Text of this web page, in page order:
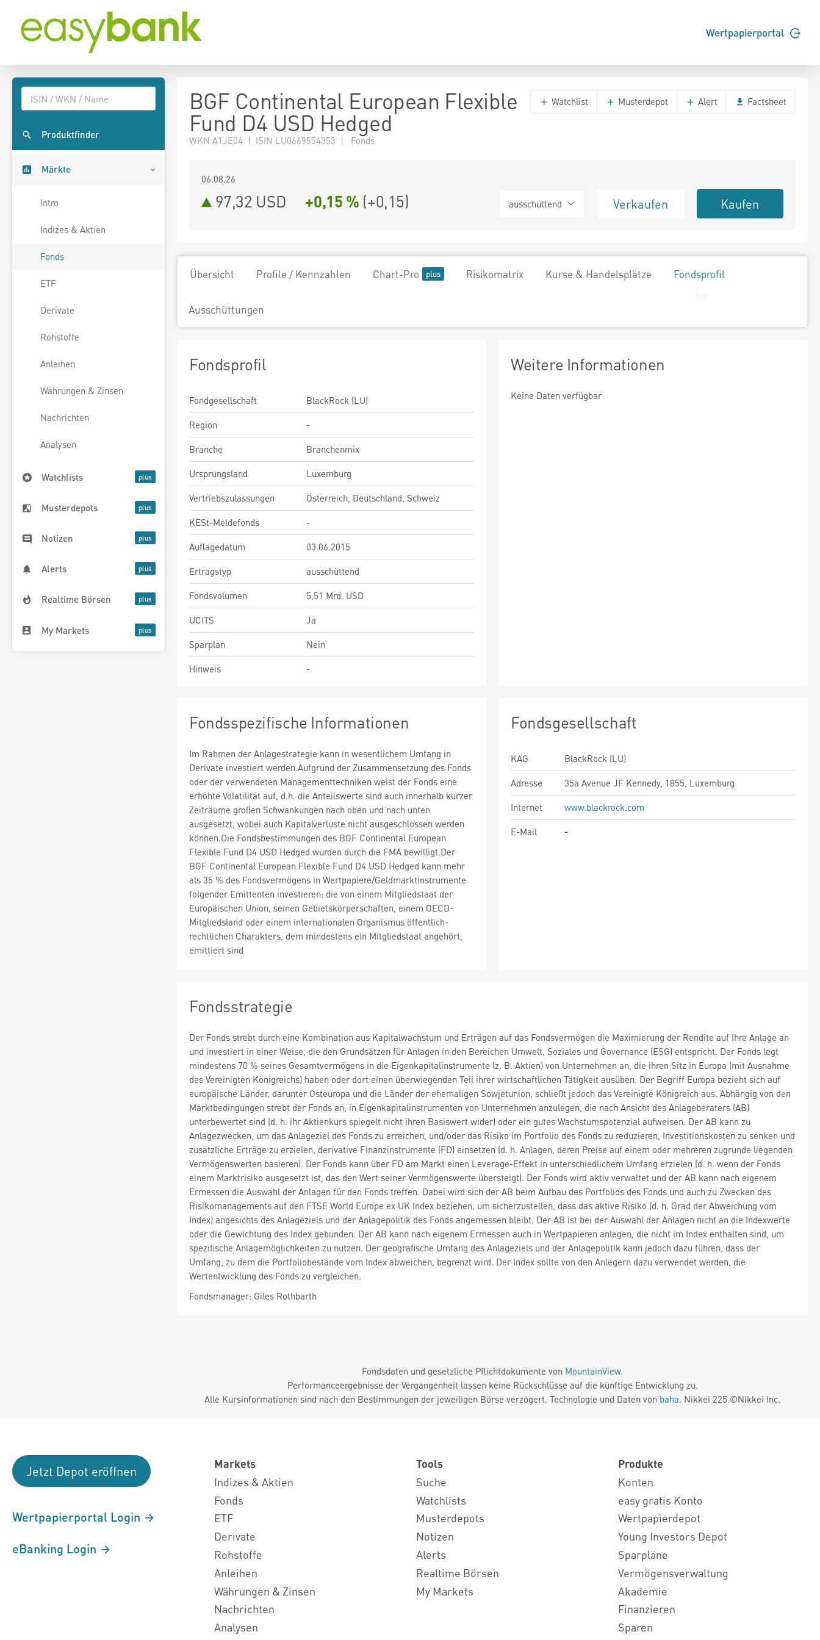
Wertpapierportal
Produktfinder
Märkte
Intro
Indizes & Aktien
Fonds
ETF
Derivate
Rohstoffe
Anleihen
Währungen & Zinsen
Nachrichten
Analysen
Watchlists
Musterdepots
Notizen
Alerts
Realtime Börsen
My Markets
BGF Continental European Flexible
Fund D4 USD Hedged
WKN A1JE04 | ISIN LU0669554353 | Fonds
Watchlist Musterdepot Alert Factsheet
06.08.26
97,32 USD +0,15 % (+0,15) ausschüttend Verkaufen Kaufen
Übersicht Profile / Kennzahlen Chart-Pro Risikomatrix Kurse & Handelsplätze Fondsprofil
Ausschüttungen
Fondsprofil
Fondgesellschaft
BlackRock (LU)
Region
-
Branche
Branchenmix
Ursprungsland
Luxemburg
Vertriebszulassungen
Österreich, Deutschland, Schweiz
KESt-Meldefonds
-
Auflagedatum
03.06.2015
Ertragstyp
ausschüttend
Fondsvolumen
5,51 Mrd. USD
UCITS
Ja
Sparplan
Nein
Hinweis
-
Weitere Informationen
Keine Daten verfügbar
Fondsspezifische Informationen
Im Rahmen der Anlagestrategie kann in wesentlichem Umfang in
Derivate investiert werden.Aufgrund der Zusammensetzung des Fonds
oder der verwendeten Managementtechniken weist der Fonds eine
erhöhte Volatilität auf, d.h. die Anteilswerte sind auch innerhalb kurzer
Zeiträume großen Schwankungen nach oben und nach unten
ausgesetzt, wobei auch Kapitalverluste nicht ausgeschlossen werden
können.Die Fondsbestimmungen des BGF Continental European
Flexible Fund D4 USD Hedged wurden durch die FMA bewilligt.Der
BGF Continental European Flexible Fund D4 USD Hedged kann mehr
als 35 % des Fondsvermögens in Wertpapiere/Geldmarktinstrumente
folgender Emittenten investieren: die von einem Mitgliedstaat der
Europäischen Union, seinen Gebietskörperschaften, einem OECD-
Mitgliedsland oder einem internationalen Organismus öffentlich-
rechtlichen Charakters, dem mindestens ein Mitgliedstaat angehört,
emittiert sind
Fondsgesellschaft
KAG
BlackRock (LU)
Adresse
35a Avenue JF Kennedy, 1855, Luxemburg
Internet
www.blackrock.com
E-Mail
-
Fondsstrategie
Der Fonds strebt durch eine Kombination aus Kapitalwachstum und Erträgen auf das Fondsvermögen die Maximierung der Rendite auf Ihre Anlage an
und investiert in einer Weise, die den Grundsätzen für Anlagen in den Bereichen Umwelt, Soziales und Governance (ESG) entspricht. Der Fonds legt
mindestens 70 % seines Gesamtvermögens in die Eigenkapitalinstrumente (z. B. Aktien) von Unternehmen an, die ihren Sitz in Europa (mit Ausnahme
des Vereinigten Königreichs) haben oder dort einen überwiegenden Teil ihrer wirtschaftlichen Tätigkeit ausüben. Der Begriff Europa bezieht sich auf
europäische Länder, darunter Osteuropa und die Länder der ehemaligen Sowjetunion, schließt jedoch das Vereinigte Königreich aus. Abhängig von den
Marktbedingungen strebt der Fonds an, in Eigenkapitalinstrumenten von Unternehmen anzulegen, die nach Ansicht des Anlageberaters (AB)
unterbewertet sind (d. h. ihr Aktienkurs spiegelt nicht ihren Basiswert wider) oder ein gutes Wachstumspotenzial aufweisen. Der AB kann zu
Anlagezwecken, um das Anlageziel des Fonds zu erreichen, und/oder das Risiko im Portfolio des Fonds zu reduzieren, Investitionskosten zu senken und
zusätzliche Erträge zu erzielen, derivative Finanzinstrumente (FD) einsetzen (d. h. Anlagen, deren Preise auf einem oder mehreren zugrunde liegenden
Vermögenswerten basieren). Der Fonds kann über FD am Markt einen Leverage-Effekt in unterschiedlichem Umfang erzielen (d. h. wenn der Fonds
einem Marktrisiko ausgesetzt ist, das den Wert seiner Vermögenswerte übersteigt). Der Fonds wird aktiv verwaltet und der AB kann nach eigenem
Ermessen die Auswahl der Anlagen für den Fonds treffen. Dabei wird sich der AB beim Aufbau des Portfolios des Fonds und auch zu Zwecken des
Risikomanagements auf den FTSE World Europe ex UK Index beziehen, um sicherzustellen, dass das aktive Risiko (d. h. Grad der Abweichung vom
Index) angesichts des Anlageziels und der Anlagepolitik des Fonds angemessen bleibt. Der AB ist bei der Auswahl der Anlagen nicht an die Indexwerte
oder die Gewichtung des Index gebunden. Der AB kann nach eigenem Ermessen auch in Wertpapieren anlegen, die nicht im Index enthalten sind, um
spezifische Anlagemöglichkeiten zu nutzen. Der geografische Umfang des Anlageziels und der Anlagepolitik kann jedoch dazu führen, dass der
Umfang, zu dem die Portfoliobestände vom Index abweichen, begrenzt wird. Der Index sollte von den Anlegern dazu verwendet werden, die
Wertentwicklung des Fonds zu vergleichen.
Fondsmanager: Giles Rothbarth
Fondsdaten und gesetzliche Pflichtdokumente von MountainView.
Performanceergebnisse der Vergangenheit lassen keine Rückschlüsse auf die künftige Entwicklung zu.
Alle Kursinformationen sind nach den Bestimmungen der jeweiligen Börse verzögert. Technologie und Daten von baha. Nikkei 225 ©Nikkei Inc.
Jetzt Depot eröffnen
Wertpapierportal Login
eBanking Login
Markets
Indizes & Aktien
Fonds
ETF
Derivate
Rohstoffe
Anleihen
Währungen & Zinsen
Nachrichten
Analysen
Tools
Suche
Watchlists
Musterdepots
Notizen
Alerts
Realtime Börsen
My Markets
Produkte
Konten
easy gratis Konto
Wertpapierdepot
Young Investors Depot
Sparpläne
Vermögensverwaltung
Akademie
Finanzieren
Sparen